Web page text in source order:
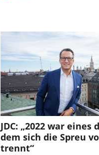
JDC: „2022 war eines
dem sich die Spreu
trennt“